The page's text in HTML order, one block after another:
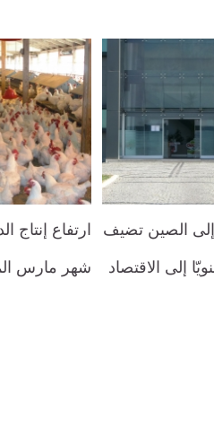
الصين تضيف
إلى الاقتصاد
ارتفاع إنتاج
شهر مارس